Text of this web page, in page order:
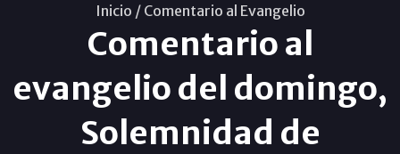
Inicio / Comentario al Evangelio
Comentario al
evangelio del domingo,
Solemnidad de